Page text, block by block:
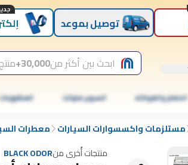
توصيل بموعد
ابحث بين أكثر من30,000+ منتج
الخضار والفواكه السوبر ماركت
مستلزمات واكسسوارات السيارات معطرات
منتجات أُخرى منBLACK ODOR